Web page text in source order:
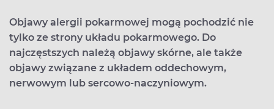
Objawy alergii pokarmowej mogą pochodzić nie
tylko ze strony układu pokarmowego. Do
najczęstszych należą objawy skórne, ale także
objawy związane z układem oddechowym,
nerwowym lub sercowo-naczyniowym.